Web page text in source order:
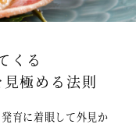
くる
見極める法則
発育に着眼して外見か